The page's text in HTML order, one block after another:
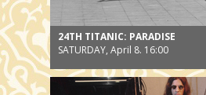
24TH TITANIC: PARADISE
SATURDAY, April 8. 16:00